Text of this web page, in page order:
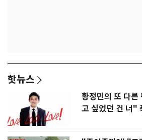
핫뉴스
황정민의 또 다른
고 싶었던 건 너"